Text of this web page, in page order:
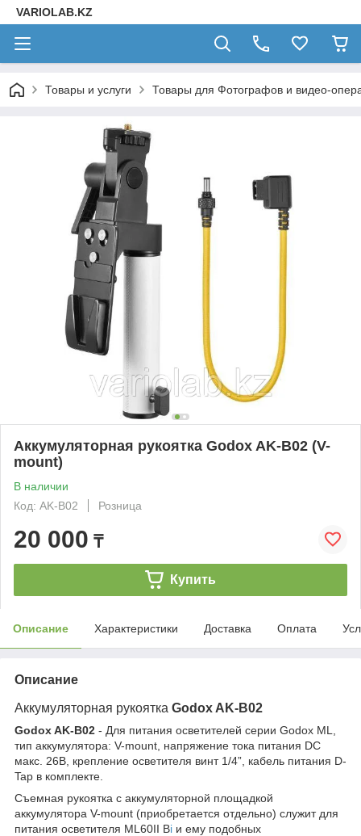
VARIOLAB.KZ
Товары и услуги Товары для Фотографов и видео-
Аккумуляторная рукоятка Godox AK-B02 (V-
mount)
В наличии
Код: AK-B02
Розница
20 000 ₸
Купить
Описание Характеристики Доставка Оплата
Описание
Аккумуляторная рукоятка Godox AK-B02
Godox AK-B02 - Для питания осветителей серии Godox ML,
тип аккумулятора: V-mount, напряжение тока питания DC
макс. 26В, крепление осветителя винт 1/4”, кабель питания D-
Tap в комплекте.
Съемная рукоятка с аккумуляторной площадкой
аккумулятора V-mount (приобретается отдельно) служит для
питания осветителя ML60II Bi и ему подобных